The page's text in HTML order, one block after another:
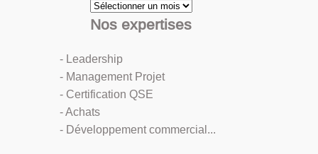
Archives
Nos expertises
- Leadership
- Management Projet
- Certification QSE
- Achats
- Développement commercial...